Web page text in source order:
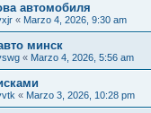
автомобиля
« Marzo 4, 2026, 9:30 am
минск
« Marzo 4, 2026, 5:56 am
« Marzo 3, 2026, 10:28 pm